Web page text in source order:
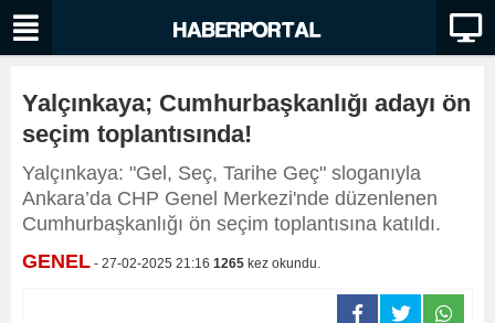
Yalçınkaya; Cumhurbaşkanlığı adayı ön
seçim toplantısında!
Yalçınkaya: "Gel, Seç, Tarihe Geç" sloganıyla
Ankara’da CHP Genel Merkezi'nde düzenlenen
Cumhurbaşkanlığı ön seçim toplantısına katıldı.
GENEL - 27-02-2025 21:16 1265 kez okundu.